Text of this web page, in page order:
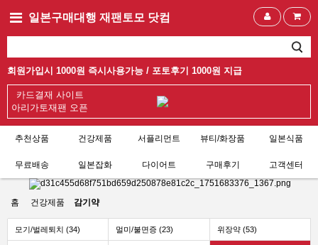
일본구매대행 재팬토모 닷컴
회원가입시 1000원 즉시사용가능 / 포토후기 1000원 지급
카드결재 사이트
아리가토재팬 오픈
추천상품 건강제품 서플리먼트 뷰티/화장품 일본식품
무료배송 일본잡화 다이어트 구매후기 고객센터
홈 건강제품 감기약
모기/벌레퇴치 (34) 멀미/불면증 (23) 위장약 (53)